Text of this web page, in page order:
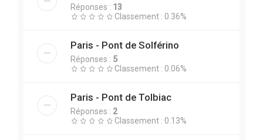
Réponses : 13
Classement : 0.36%
Paris - Pont de Solférino
Réponses : 5
Classement : 0.06%
Paris - Pont de Tolbiac
Réponses : 2
Classement : 0.13%